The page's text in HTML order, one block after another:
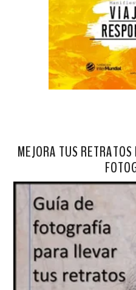
MEJORA TUS